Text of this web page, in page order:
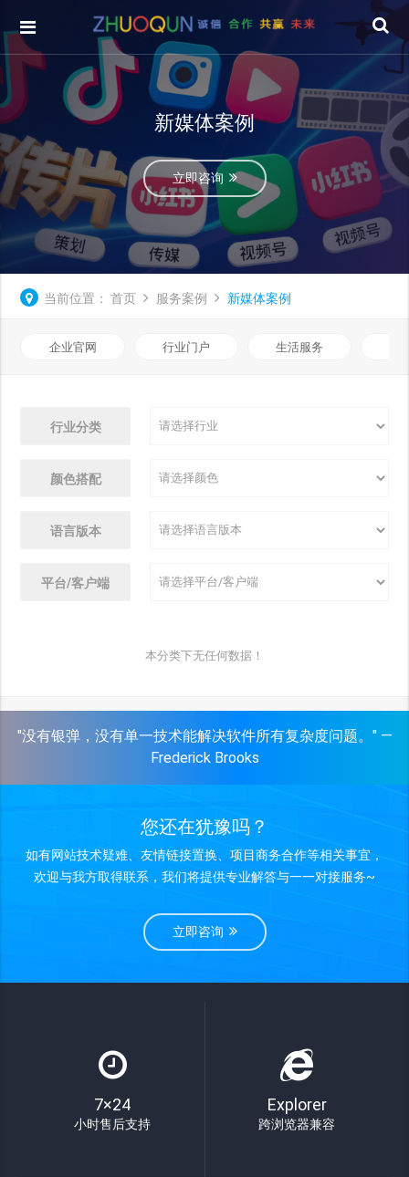
新媒体案例
立即咨询
当前位置： 首页 服务案例 新媒体案例
企业官网 行业门户 生活服务
行业分类
颜色搭配
语言版本
平台/客户端
本分类下无任何数据！
"没有银弹，没有单一技术能解决软件所有复杂度问题。" —
Frederick Brooks
您还在犹豫吗？
如有网站技术疑难、友情链接置换、项目商务合作等相关事宜，
欢迎与我方取得联系，我们将提供专业解答与一一对接服务~
立即咨询
7×24
小时售后支持
Explorer
跨浏览器兼容